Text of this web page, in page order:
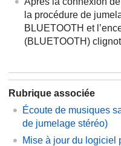
la procédure de
BLUETOOTH et
(BLUETOOTH)
Rubrique associée
Écoute de musiques
de jumelage stéréo)
Mise à jour du logiciel